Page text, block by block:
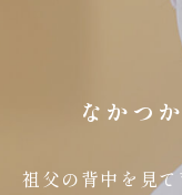
なかつ
祖父の背中を見